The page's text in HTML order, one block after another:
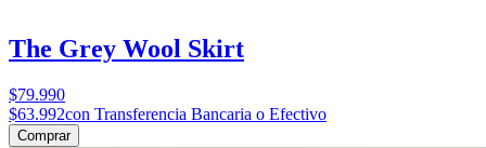
The Grey Wool Skirt
$79.990
$63.992con Transferencia Bancaria o Efectivo
Comprar